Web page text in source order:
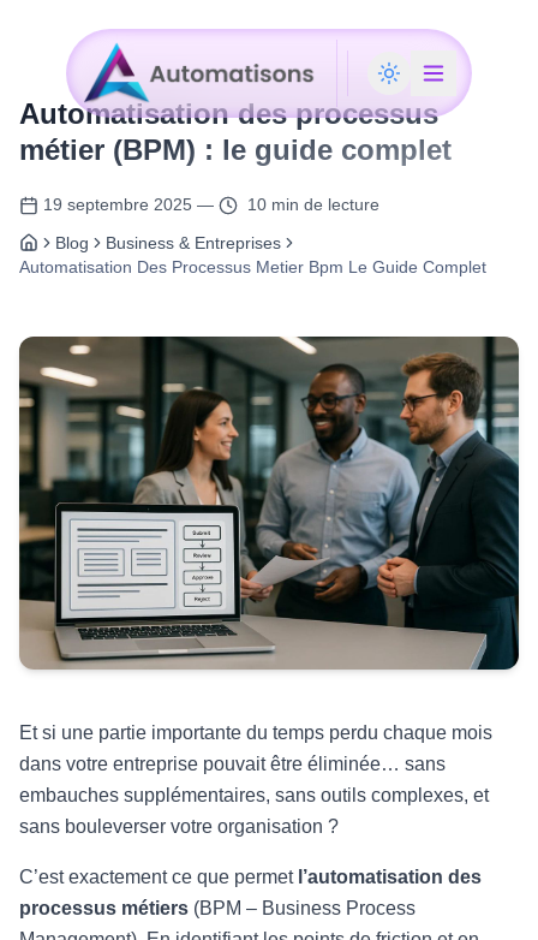
Automatisation des processus
métier (BPM) : le guide complet
19 septembre 2025 —
10 min de lecture
Blog
Business & Entreprises
Automatisation Des Processus Metier Bpm Le Guide Complet
Et si une partie importante du temps perdu chaque mois
dans votre entreprise pouvait être éliminée… sans
embauches supplémentaires, sans outils complexes, et
sans bouleverser votre organisation ?
C’est exactement ce que permet l’automatisation des
processus métiers (BPM – Business Process